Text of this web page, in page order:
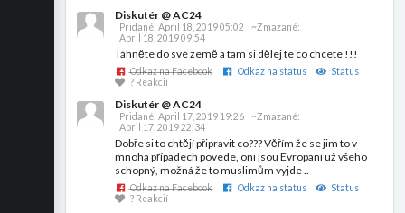
Diskutér @ AC24
Pridané:April 18, 2019 05:02
~Zmazané:
April 18, 2019 09:54
Táhněte do své země a tam si dělej te co chcete !!!
Odkaz na Facebook Odkaz na status
Status
? Reakcií
Diskutér @ AC24
Pridané:April 17, 2019 19:26
~Zmazané:
April 17, 2019 22:34
Dobře si to chtějí připravit co??? Věřím že se jim to v
mnoha případech povede, oni jsou Evropani už všeho
schopný, možná že to muslimům vyjde ..
Odkaz na Facebook Odkaz na status
Status
? Reakcií